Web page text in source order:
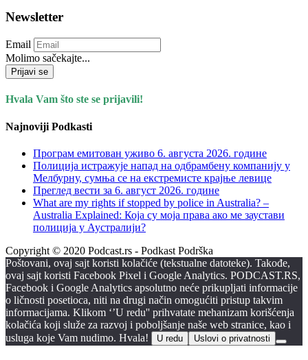
Newsletter
Email
Molimo sačekajte...
Prijavi se
Hvala Vam što ste se prijavili!
Najnoviji Podkasti
Програм емитован уживо 6. августа 2026. годинe
Полиција истражује напад на одбрамбену компанију у
Мелбурну, сумња се на екстремисте крајње левице
Преглед вести за 6. август 2026. године
What are my rights if stopped by police in Australia? –
Australia Explained: Која су моја права ако ме заустави
полиција у Аустралији?
Copyright © 2020 Podcast.rs - Podkast Podrška
Poštovani, ovaj sajt koristi kolačiće (tekstualne datoteke). Takođe,
ovaj sajt koristi Facebook Pixel i Google Analytics. PODCAST.RS,
Facebook i Google Analytics apsolutno neće prikupljati informacije
o ličnosti posetioca, niti na drugi način omogućiti pristup takvim
informacijama. Klikom ‘’U redu'' prihvatate mehanizam korišćenja
kolačića koji služe za razvoj i poboljšanje naše web stranice, kao i
usluga koje Vam nudimo. Hvala!
U redu Uslovi o privatnosti